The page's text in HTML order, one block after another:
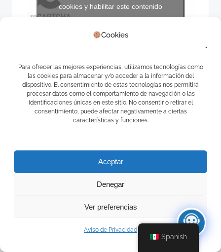
Cookies
Para ofrecer las mejores experiencias, utilizamos tecnologías como
las cookies para almacenar y/o acceder a la información del
dispositivo. El consentimiento de estas tecnologías nos permitirá
procesar datos como el comportamiento de navegación o las
identificaciones únicas en este sitio. No consentir o retirar el
consentimiento, puede afectar negativamente a ciertas
características y funciones.
Aceptar
Denegar
Ver preferencias
Aviso de Privacidad
cookies y habilitar este contenido
Spanish